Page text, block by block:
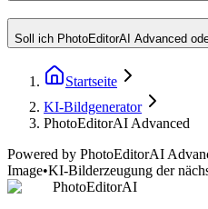
Soll ich PhotoEditorAI Advanced
Startseite
KI-Bildgenerator
PhotoEditorAI Advanced
Powered by PhotoEditorAI
Image•KI-Bilderzeugung der
PhotoEditorAI